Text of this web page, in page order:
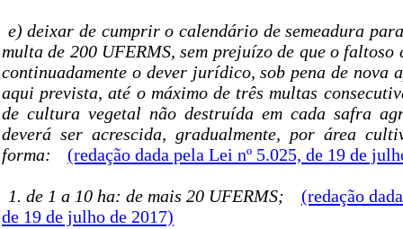
e) deixar de cumprir o calendário de semeadura
multa de 200 UFERMS, sem prejuízo de que o faltoso
continuadamente o dever jurídico, sob pena de nova
aqui prevista, até o máximo de três multas
de cultura vegetal não destruída em cada safra
deverá ser acrescida, gradualmente, por área
forma:
(redação dada pela Lei nº 5.025, de 19 de
1. de 1 a 10 ha: de mais 20 UFERMS;
(redação
de 19 de julho de 2017)